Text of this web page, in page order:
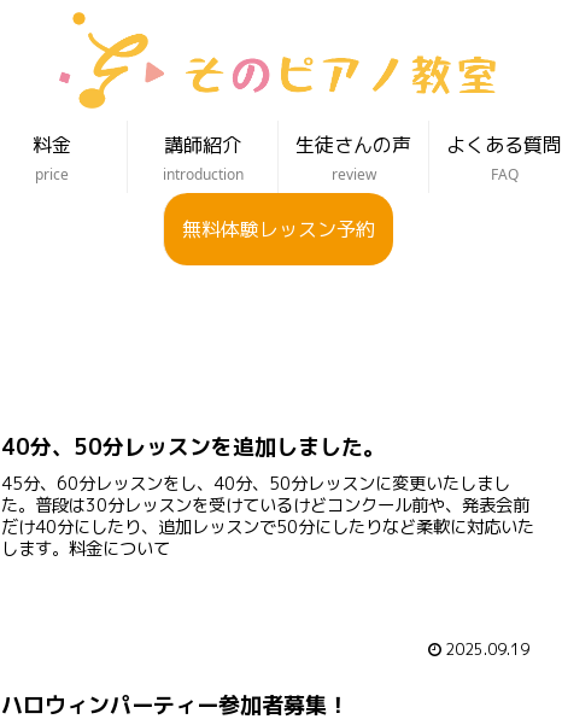
料金
price
講師紹介
introduction
生徒さんの声
review
よくある質問
FAQ
無料体験レッスン予約
40分、50分レッスンを追加しました。
45分、60分レッスンをし、40分、50分レッスンに変更いたしまし
た。普段は30分レッスンを受けているけどコンクール前や、発表会前
だけ40分にしたり、追加レッスンで50分にしたりなど柔軟に対応いた
します。料金について
2025.09.19
ハロウィンパーティー参加者募集！